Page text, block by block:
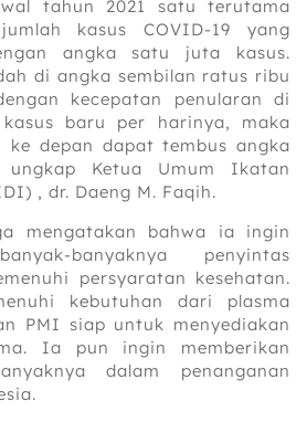
tahun 2021 satu terutama
kasus COVID-19 yang
angka satu juta kasus.
di angka sembilan ratus ribu
kecepatan penularan di
baru per harinya, maka
ke depan dapat tembus angka
Ketua Umum Ikatan
, dr. Daeng M. Faqih.
mengatakan bahwa ia ingin
banyaknya penyintas
persyaratan kesehatan.
kebutuhan dari plasma
PMI siap untuk menyediakan
Ia pun ingin memberikan
dalam penanganan